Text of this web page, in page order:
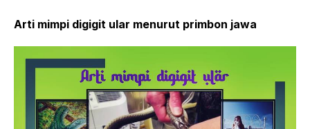
Arti mimpi digigit ular menurut primbon jawa